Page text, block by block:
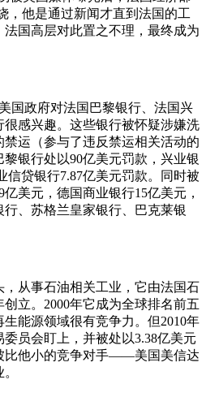
，他是通过新闻才直到法国的工
国高层对此置之不理，最终成为
国政府对法国巴黎银行、法国兴
感兴趣。这些银行被怀疑涉嫌洗
运（参与了违反禁运相关活动的
银行处以90亿美元罚款，兴业银
信贷银行7.87亿美元罚款。同时被
美元，德国商业银行15亿美元，
、苏格兰皇家银行、巴克莱银
从事石油相关工业，它由法国石
立。2000年它成为全球排名前五
能源领域很有竞争力。但2010年
员会盯上，并被处以3.38亿美元
比他小的竞争对手——美国美信达